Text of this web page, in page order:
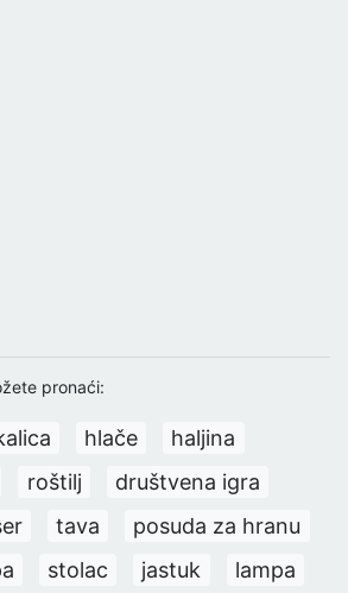
pronaći:
hlače
haljina
roštilj
društvena igra
tava
posuda za hranu
stolac jastuk
lampa